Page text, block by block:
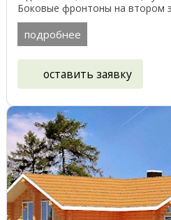
Боковые фронтоны на втором
подробнее
оставить заявку